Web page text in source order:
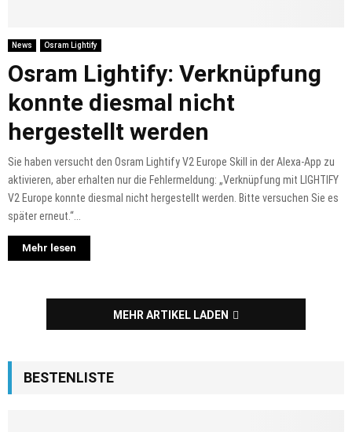
News Osram Lightify
Osram Lightify: Verknüpfung
konnte diesmal nicht
hergestellt werden
Sie haben versucht den Osram Lightify V2 Europe Skill in der Alexa-App zu
aktivieren, aber erhalten nur die Fehlermeldung: „Verknüpfung mit LIGHTIFY
V2 Europe konnte diesmal nicht hergestellt werden. Bitte versuchen Sie es
später erneut.“...
Mehr lesen
MEHR ARTIKEL LADEN
BESTENLISTE